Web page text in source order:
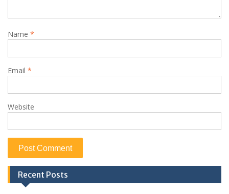
Name *
Email *
Website
Recent Posts